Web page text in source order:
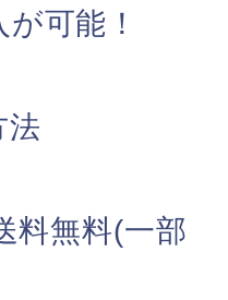
可能！
法
料無料(一部